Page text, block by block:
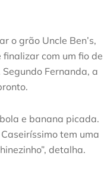
o grão Uncle Ben’s,
com um fio de
Fernanda, a
e banana picada.
tem uma
detalha.